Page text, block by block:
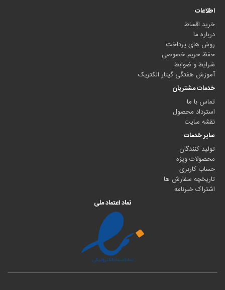
اطلاعات
خرید اقساط
درباره ما
روش های پرداخت
حفظ حریم خصوصی
شرایط و ضوابط
آموزش هفتگی گیتار الکتریک
خدمات مشتریان
تماس با ما
استرداد محصول
نقشه سایت
سایر خدمات
تولید کنندگان
محصولات ویژه
حساب کاربری
تاریخچه سفارش ها
اشتراک خبرنامه
نماد اعتماد ملی